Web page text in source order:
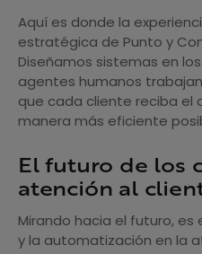
Aquí es donde la
estratégica de Punto y
Diseñamos sistemas en
agentes humanos
que cada cliente reciba el
manera más eficiente
El futuro de los
atención al
Mirando hacia el futuro,
y la automatización en la